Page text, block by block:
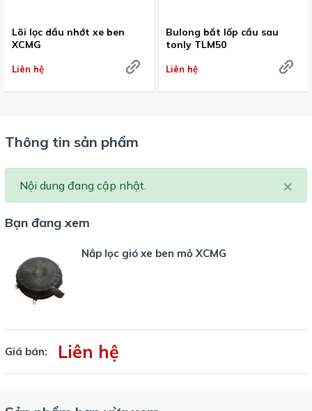
Lõi lọc dầu nhớt xe ben
XCMG
Liên hệ
Bulong bắt lốp cầu sau
tonly TLM50
Liên hệ
Thông tin sản phẩm
×
Nội dung đang cập nhật.
Bạn đang xem
Nắp lọc gió xe ben mỏ XCMG
Giá bán: Liên hệ